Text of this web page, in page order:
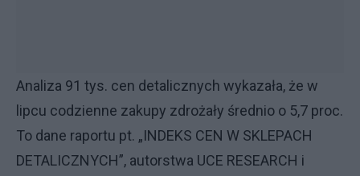
Analiza 91 tys. cen detalicznych wykazała, że w
lipcu codzienne zakupy zdrożały średnio o 5,7 proc.
To dane raportu pt. „INDEKS CEN W SKLEPACH
DETALICZNYCH”, autorstwa UCE RESEARCH i